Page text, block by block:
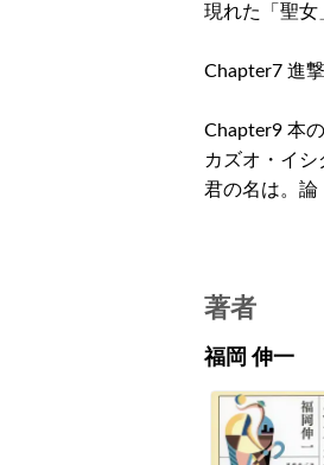
現れた「聖女
Chapter7 進
Chapter9 本
カズオ・イ
君の名は。論
著者
福岡 伸一